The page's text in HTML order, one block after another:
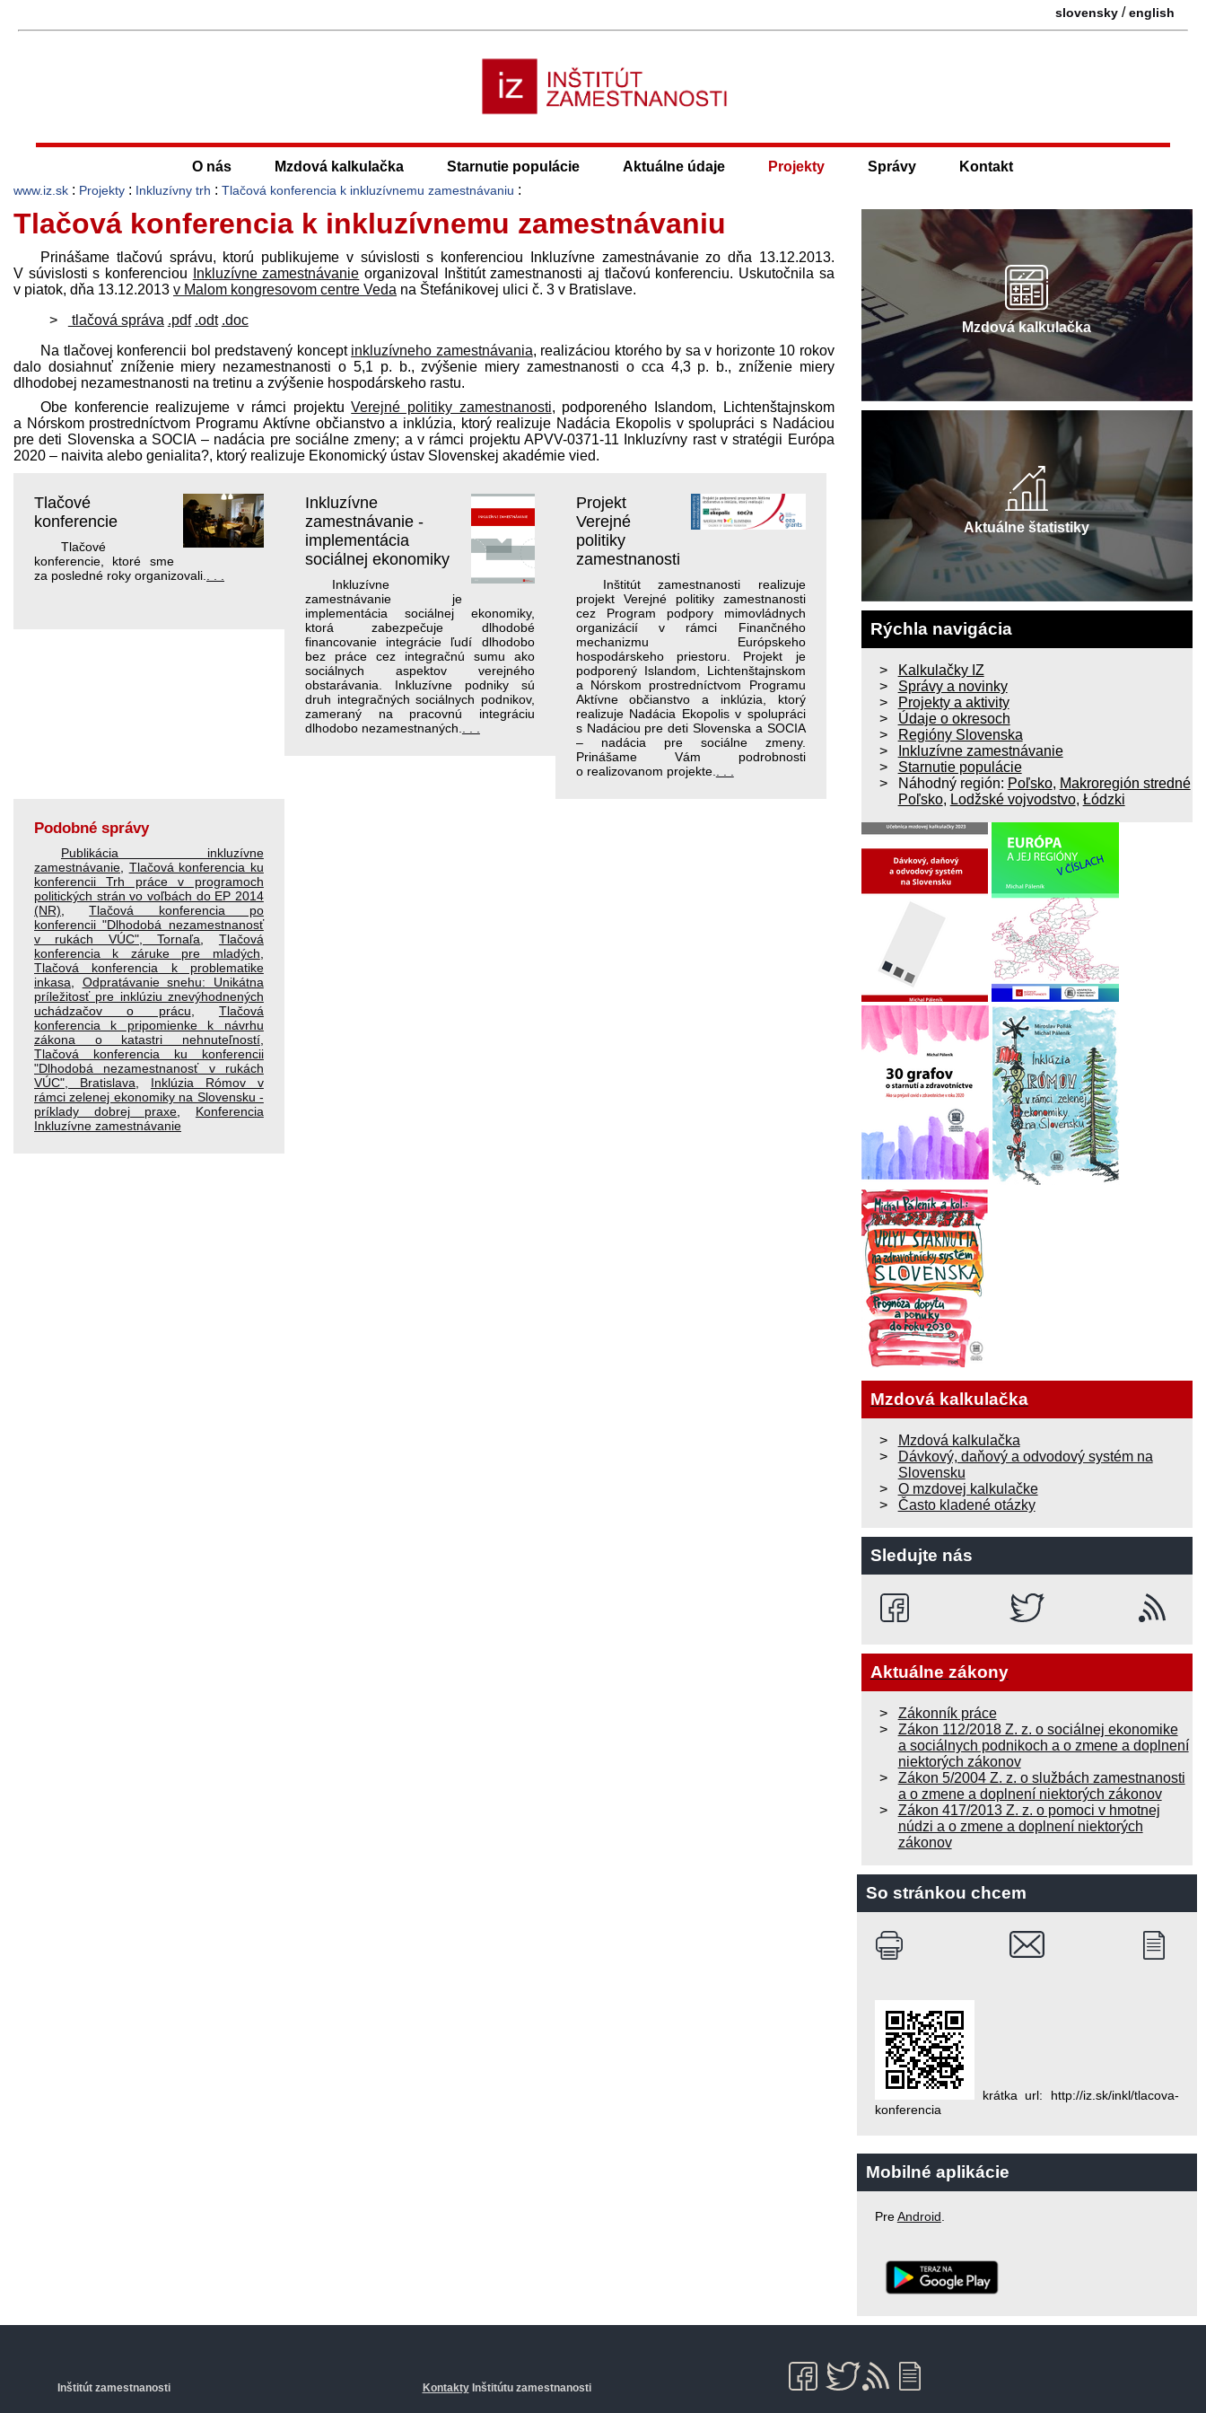
slovensky /english
O nás Mzdová kalkulačka Starnutie populácie Aktuálne údaje Projekty Správy Kontakt
www.iz.sk : Projekty : Inkluzívny trh : Tlačová konferencia k inkluzívnemu zamestnávaniu :
Tlačová konferencia k inkluzívnemu zamestnávaniu
Prinášame tlačovú správu, ktorú publikujeme v súvislosti s konferenciou Inkluzívne zamestnávanie zo dňa 13.12.2013.
V súvislosti s konferenciou
Inkluzívne zamestnávanie organizoval Inštitút zamestnanosti aj tlačovú konferenciu. Uskutočnila sa
v piatok, dňa 13.12.2013 v Malom kongresovom centre Veda na Štefánikovej ulici č. 3 v Bratislave.
tlačová správa .pdf .odt .doc
Na tlačovej konferencii bol pred­stavený koncept inkluzívneho zamestnávania, realizáciou ktorého by sa v horizonte 10 rokov
dalo dosiahnuť zníženie miery nezamestnanosti o 5,1 p. b., zvýšenie miery zamestnanosti o cca 4,3 p. b., zníženie miery
dlhodobej nezamestnanosti na tretinu a zvýšenie hospodárskeho rastu.
Obe konferencie realizujeme v rámci projektuVerejné politiky zamestnanosti, podporeného Islandom, Lichtenštajnskom
a Nórskom prostredníctvom Programu Aktívne občianstvo a inklúzia, ktorý realizuje Nadácia Ekopolis v spolupráci s Nadáciou
pre deti Slovenska a SOCIA – nadácia pre sociálne zmeny; a v rámci projektu APVV-0371-11 Inkluzívny rast v stratégii Európa
2020 – naivita alebo genialita?, ktorý realizuje Ekonomický ústav Slovenskej akadémie vied.
Tlačové
konferencie
Tlačové
konferencie, ktoré sme
za posledné roky organizovali.
Inkluzívne
zamestnávanie -
implementácia
sociálnej ekonomiky
Inkluzívne
zamestnávanie je
implementácia sociálnej ekonomiky,
ktorá zabezpečuje dlhodobé
financovanie integrácie ľudí dlhodobo
bez práce cez integračnú sumu ako
sociálnych aspektov verejného
obstarávania. Inkluzívne podniky sú
druh integračných sociálnych podnikov,
zameraný na pracovnú integráciu
dlhodobo nezamestnaných.
Projekt
Verejné
politiky
zamestnanosti
Inštitút zamestnanosti realizuje
projekt Verejné politiky zamestnanosti
cez Program podpory mimovládnych
organizácií v rámci Finančného
mechanizmu Európskeho
hospodárskeho priestoru. Projekt je
podporený Islandom, Lichtenštajnskom
a Nórskom prostredníctvom Programu
Aktívne občianstvo a inklúzia, ktorý
realizuje Nadácia Ekopolis v spolupráci
s Nadáciou pre deti Slovenska a SOCIA
– nadácia pre sociálne zmeny.
Prinášame Vám podrobnosti
o realizovanom projekte.
Podobné správy
Publikácia inkluzívne
zamestnávanie
Tlačová konferencia ku
konferencii Trh práce v programoch
politických strán vo voľbách do EP 2014
(NR) ,Tlačová konferencia po
konferencii "Dlhodobá nezamestnanosť
v rukách VÚC", Tornaľa
Tlačová
konferencia k záruke pre mladých
Tlačová konferencia k problematike
inkasa
Odpratávanie snehu: Unikátna
príležitosť pre inklúziu znevýhodnených
uchádzačov o prácu
Tlačová
konferencia k pripomienke k návrhu
zákona o katastri nehnuteľností,
Tlačová konferencia ku konferencii
"Dlhodobá nezamestnanosť v rukách
VÚC", Bratislava
Inklúzia Rómov v
rámci zelenej ekonomiky na Slovensku -
príklady dobrej praxe
Konferencia
Inkluzívne zamestnávanie
Mzdová kalkulačka
Aktuálne štatistiky
Rýchla navigácia
Kalkulačky IZ
Správy a novinky
Projekty a aktivity
Údaje o okresoch
Regióny Slovenska
Inkluzívne zamestnávanie
Starnutie populácie
Náhodný región: Poľsko, Makroregión stredné
Poľsko, Lodžské vojvodstvo, Łódzki
Mzdová kalkulačka
Mzdová kalkulačka
Dávkový, daňový a odvodový systém na
Slovensku
O mzdovej kalkulačke
Často kladené otázky
Sledujte nás
Aktuálne zákony
Zákonník práce
Zákon 112/2018 Z. z. o sociálnej ekonomike
a sociálnych podnikoch a o zmene a doplnení
niektorých zákonov
Zákon 5/2004 Z. z. o službách zamestnanosti
a o zmene a doplnení niektorých zákonov
Zákon 417/2013 Z. z. o pomoci v hmotnej
núdzi a o zmene a doplnení niektorých
zákonov
So stránkou chcem
krátka url: http://iz.sk/inkl/tlacova-
konferencia
Mobilné aplikácie
PreAndroid
Inštitút zamestnanosti KontaktyInštitútu zamestnanosti